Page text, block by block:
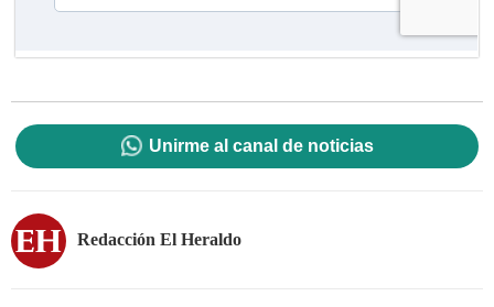
Unirme al canal de noticias
Redacción El Heraldo